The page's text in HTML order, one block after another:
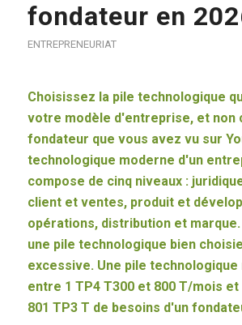
fondateur en
ENTREPRENEURIAT
Choisissez la pile technologique
votre modèle d'entreprise, et non
fondateur que vous avez vu sur
technologique moderne d'un
compose de cinq niveaux :
client et ventes, produit et
opérations, distribution et
une pile technologique bien
excessive. Une pile
entre 1 TP4 T300 et 800 T/mois
801 TP3 T de besoins d'un